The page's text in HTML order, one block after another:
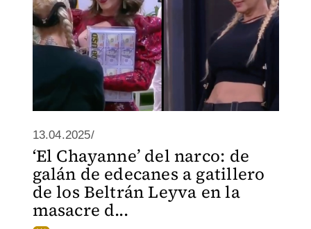
13.04.2025/
‘El Chayanne’ del narco: de
galán de edecanes a gatillero
de los Beltrán Leyva en la
masacre d...